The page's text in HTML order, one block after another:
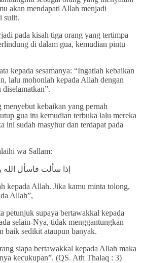
akan mendapati Allah menjadi
sulit.
pada kisah tiga orang yang tertimpa
di dalam gua, kemudian pintu
kepada sesamanya: “Ingatlah kebaikan
lalu mohonlah kepada Allah dengan
kebaikan yang pernah
gua itu kemudian terbuka lalu mereka
ini sudah masyhur dan terdapat pada
wa Sallam:
إذا سألت فاسأل الله
kepada Allah. Jika kamu minta tolong,
Allah”,
petunjuk supaya bertawakkal kepada
selain-Nya, tidak menggantungkan
baik sedikit ataupun banyak.
siapa bertawakkal kepada Allah maka
kecukupan”. (QS. Ath Thalaq : 3)